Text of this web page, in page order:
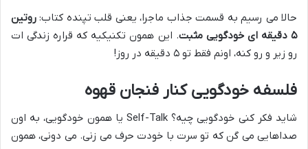
حالا می رسیم به قسمت جذاب ماجرا، یعنی قلب تپنده کتاب: روتین
۵ دقیقه ای خودگویی مثبت
. این همون تکنیکیه که قراره زندگی ات
رو زیر و رو کنه، اونم فقط تو ۵ دقیقه در روز!
فلسفه خودگویی کنار فنجان قهوه
شاید فکر کنی خودگویی چیه؟ Self-Talk یا همون خودگویی، به اون
صداهایی می گن که تو سرت با خودت حرف می زنی. می دونی، همون